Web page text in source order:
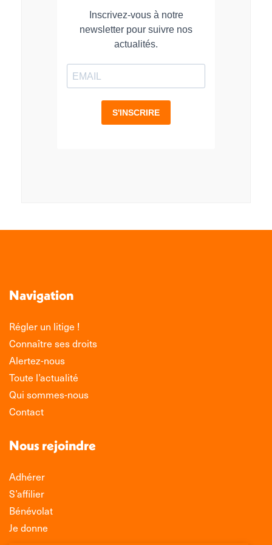
Navigation
Régler un litige !
Connaître ses droits
Alertez-nous
Toute l’actualité
Qui sommes-nous
Contact
Nous rejoindre
Adhérer
S’affilier
Bénévolat
Je donne